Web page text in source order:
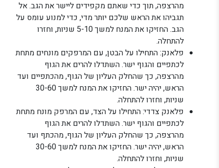
מהרצפה, תוך כדי שאתם מקפידים ליישר את הגב. אל
תגביהו את הראש שלכם יותר מדי, כדי למנוע עומס על
הגב. החזיקו את המנח למשך 5-10 שניות, וחזרו
להתחלה.
פלאנק: התחילו על הבטן, עם המרפקים מונחים מתחת
לכתפיים והגוף ישר. השתדלו להרים את הגוף
מהרצפה, כך שהחלק העליון של הגוף, מהכתפיים ועד
הראש, יהיה ישר. החזיקו את המנח למשך 30-60
שניות, וחזרו להתחלה.
פלאנק צדדי: התחילו על הצד, עם המרפק מונח מתחת
לכתפיים והגוף ישר. השתדלו להרים את הגוף
מהרצפה, כך שהחלק העליון של הגוף, מהכתף ועד
הראש, יהיה ישר. החזיקו את המנח למשך 30-60
שניות, וחזרו להתחלה.